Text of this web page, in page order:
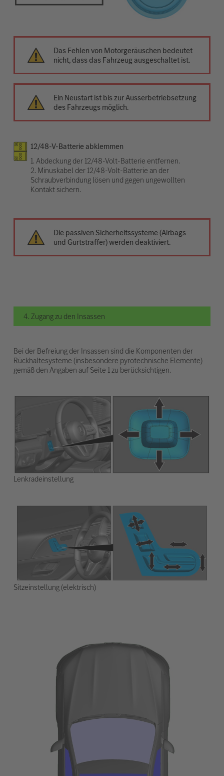
Das Fehlen von Motorgeräuschen bedeutet
nicht, dass das Fahrzeug ausgeschaltet ist.
Ein Neustart ist bis zur Ausserbetriebsetzung
des Fahrzeugs möglich.
12/48-V-Batterie abklemmen
1. Abdeckung der 12/48-Volt-Batterie entfernen.
2. Minuskabel der 12/48-Volt-Batterie an der
Schraubverbindung lösen und gegen ungewollten
Kontakt sichern.
Die passiven Sicherheitssysteme (Airbags
und Gurtstraffer) werden deaktiviert.
4. Zugang zu den Insassen
Bei der Befreiung der Insassen sind die Komponenten der
Rückhaltesysteme (insbesondere pyrotechnische Elemente)
gemäß den Angaben auf Seite 1 zu berücksichtigen.
Lenkradeinstellung
Sitzeinstellung (elektrisch)